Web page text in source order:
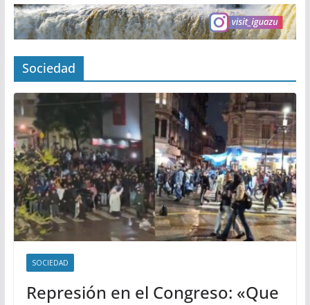
Sociedad
SOCIEDAD
Represión en el Congreso: «Que